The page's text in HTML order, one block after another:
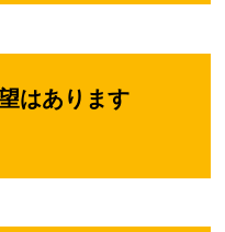
はあります